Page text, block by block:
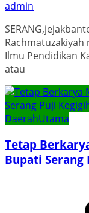
admin
Ilmu Pendidikan
atau
DaerahUtama
Tetap
Bupati